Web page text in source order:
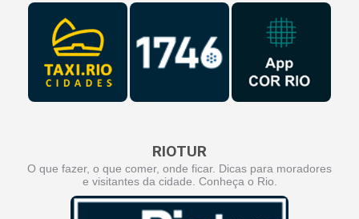
RIOTUR
O que fazer, o que comer, onde ficar. Dicas para moradores
e visitantes da cidade. Conheça o Rio.